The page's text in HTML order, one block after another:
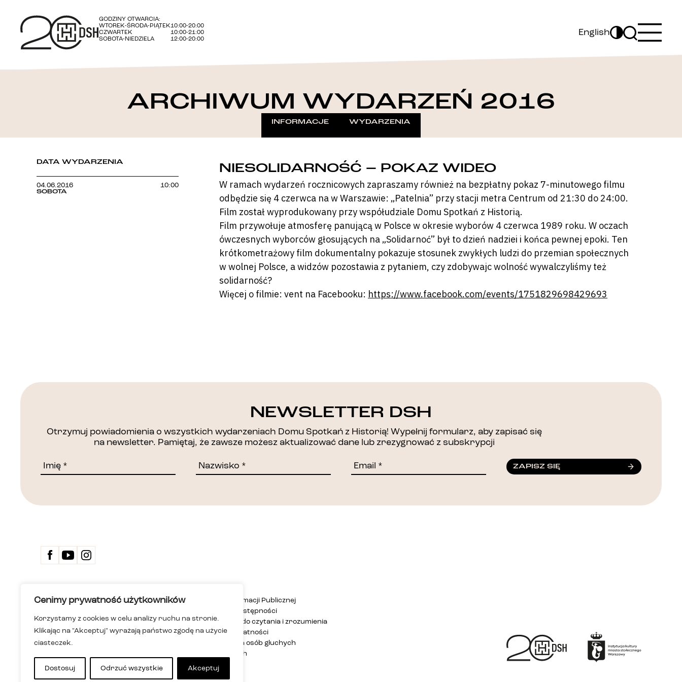
Cenimy prywatność użytkowników
Korzystamy z cookies w celu analizy ruchu na stronie.
Klikając na "Akceptuj" wyrażają państwo zgodę na użycie
ciasteczek.
Dostosuj Odrzuć wszystkie Akceptuj
GODZINY OTWARCIA:
WTOREK-ŚRODA-PIĄTEK10:00-20:00
CZWARTEK
10:00-21:00
SOBOTA-NIEDZIELA
12:00-20:00
English
ARCHIWUM WYDARZEŃ 2016
INFORMACJE WYDARZENIA
DATA WYDARZENIA
04.06.2016
SOBOTA
10:00
NIESOLIDARNOŚĆ – POKAZ WIDEO
W ramach wydarzeń rocznicowych zapraszamy również na bezpłatny pokaz 7-minutowego filmu
odbędzie się 4 czerwca na w Warszawie: „Patelnia” przy stacji metra Centrum od 21:30 do 24:00.
Film został wyprodukowany przy współudziale Domu Spotkań z Historią.
Film przywołuje atmosferę panującą w Polsce w okresie wyborów 4 czerwca 1989 roku. W oczach
ówczesnych wyborców głosujących na „Solidarnoć” był to dzień nadziei i końca pewnej epoki. Ten
krótkometrażowy film dokumentalny pokazuje stosunek zwykłych ludzi do przemian społecznych
w wolnej Polsce, a widzów pozostawia z pytaniem, czy zdobywajc wolność wywalczyliśmy też
solidarność?
Więcej o filmie: vent na Facebooku: https://www.facebook.com/events/1751829698429693
DZIĘKUJEMY!
NEWSLETTER DSH
Otrzymuj powiadomienia o wszystkich wydarzeniach Domu Spotkań z Historią! Wypełnij formularz, aby zapisać się
na newsletter. Pamiętaj, że zawsze możesz aktualizować dane lub zrezygnować z subskrypcji
ZAPISZ SIĘ
Dom Spotkań z Historią
Instytucja kultury m.st. Warszawy
ul. Karowa 20, 00-324 Warszawa
Biuletyn Informacji Publicznej
Deklaracja dostępności
Wersja łatwa do czytania i zrozumienia
Polityka prywatności
Informacja dla osób głuchych
i niesłyszących